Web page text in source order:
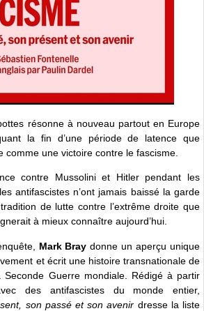
résonne à nouveau partout en Europe
la fin d’une période de latence que
comme une victoire contre le fascisme.
contre Mussolini et Hitler pendant les
antifascistes n’ont jamais baissé la garde
de lutte contre l’extrême droite que
à mieux connaître aujourd’hui.
Mark Bray donne un aperçu unique
et écrit une histoire transnationale de
Seconde Guerre mondiale. Rédigé à partir
des antifascistes du monde entier,
son passé et son avenir dresse la liste